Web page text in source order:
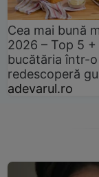
Cea mai bună
2026 – Top 5
bucătăria într-
redescoperă
adevarul.ro